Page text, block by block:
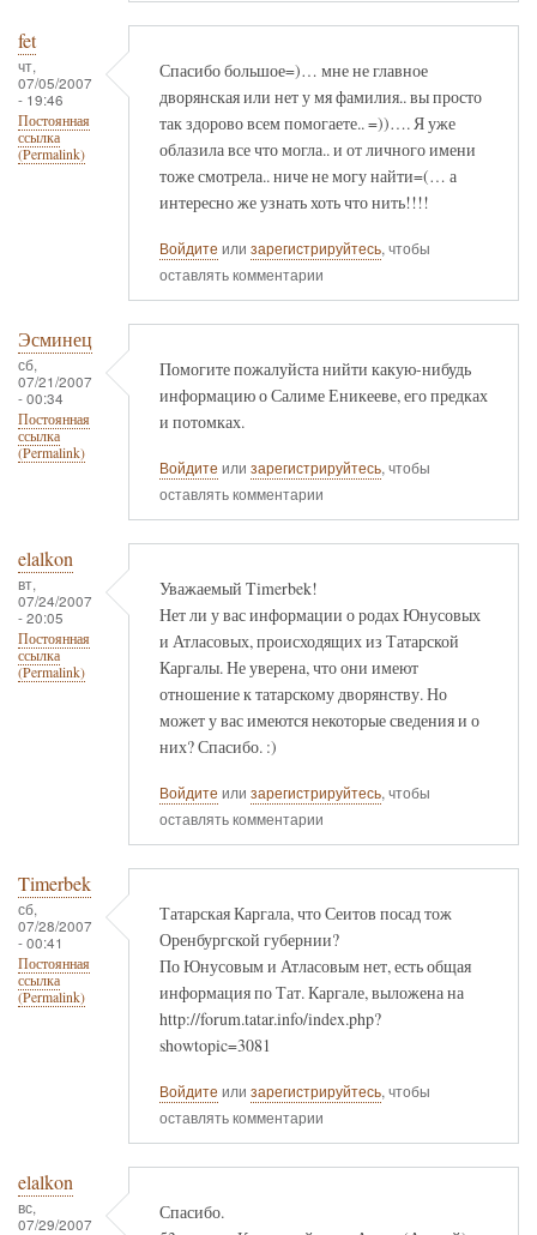
fet
чт,
07/05/2007
- 19:46
Постоянная
ссылка
(Permalink)
Спасибо большое=)… мне не главное
дворянская или нет у мя фамилия.. вы просто
так здорово всем помогаете.. =))…. Я уже
облазила все что могла.. и от личного имени
тоже смотрела.. ниче не могу найти=(… а
интересно же узнать хоть что нить!!!!
Войдите или зарегистрируйтесь, чтобы
оставлять комментарии
Эсминец
сб,
07/21/2007
- 00:34
Постоянная
ссылка
(Permalink)
Помогите пожалуйста нийти какую-нибудь
информацию о Салиме Еникееве, его предках
и потомках.
Войдите или зарегистрируйтесь, чтобы
оставлять комментарии
elalkon
вт,
07/24/2007
- 20:05
Постоянная
ссылка
(Permalink)
Уважаемый Timerbek!
Нет ли у вас информации о родах Юнусовых
и Атласовых, происходящих из Татарской
Каргалы. Не уверена, что они имеют
отношение к татарскому дворянству. Но
может у вас имеются некоторые сведения и о
них? Спасибо. :)
Войдите или зарегистрируйтесь, чтобы
оставлять комментарии
Timerbek
сб,
07/28/2007
- 00:41
Постоянная
ссылка
(Permalink)
Татарская Каргала, что Сеитов посад тож
Оренбургской губернии?
По Юнусовым и Атласовым нет, есть общая
информация по Тат. Каргале, выложена на
http://forum.tatar.info/index.php?
showtopic=3081
Войдите или зарегистрируйтесь, чтобы
оставлять комментарии
elalkon
вс,
07/29/2007
Спасибо.